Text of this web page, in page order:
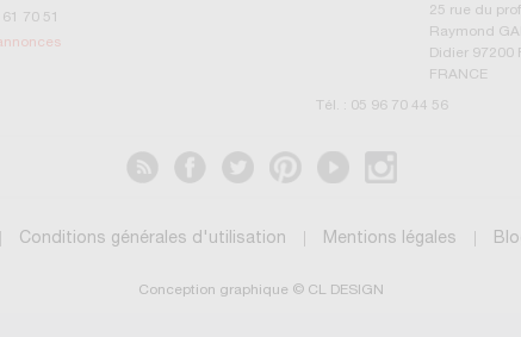
70 51
25 rue du
Raymond
Didier 97200
FRANCE
Tél. : 05 96 70 44 56
Conditions générales d'utilisation Mentions légales
Conception graphique © CL DESIGN